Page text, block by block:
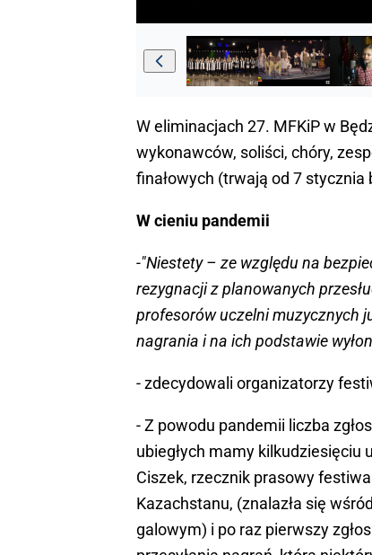
W eliminacjach 27. MFKiP w
wykonawców, soliści, chóry,
finałowych (trwają od 7 stycznia
W cieniu pandemii
-"Niestety – ze względu na
rezygnacji z planowanych
profesorów uczelni muzycznych
nagrania i na ich podstawie
- zdecydowali organizatorzy
- Z powodu pandemii liczba
ubiegłych mamy kilkudziesięciu
Ciszek, rzecznik prasowy
Kazachstanu, (znalazła się
galowym) i po raz pierwszy